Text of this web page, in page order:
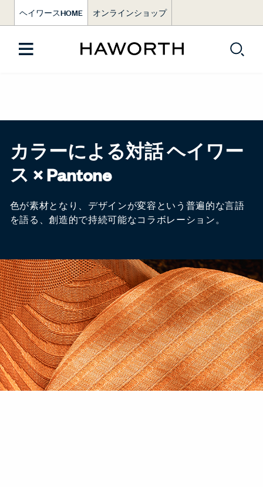
ヘイワースHOME オンラインショップ
カラーによる対話 ヘイワー
ス × Pantone
色が素材となり、デザインが変容という普遍的な言語
を語る、創造的で持続可能なコラボレーション。